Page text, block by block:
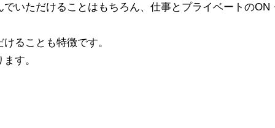
いただけることはもちろん、仕事とプライベートのON
ることも特徴です。
す。